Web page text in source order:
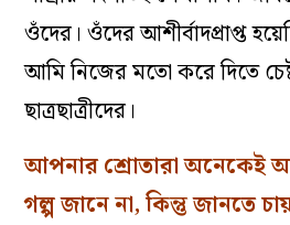
ওঁদের। ওঁদের আশীর্বাদপ্রাপ্ত
আমি নিজের মতো করে দিতে
ছাত্রছাত্রীদের।
আপনার শ্রোতারা অনেকেই
গল্প জানে না, কিন্তু জানতে